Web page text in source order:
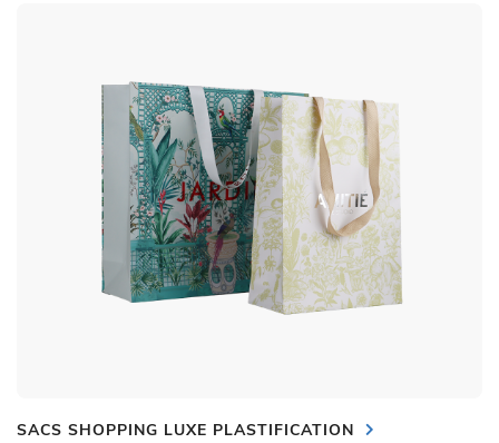
SACS SHOPPING LUXE PLASTIFICATION